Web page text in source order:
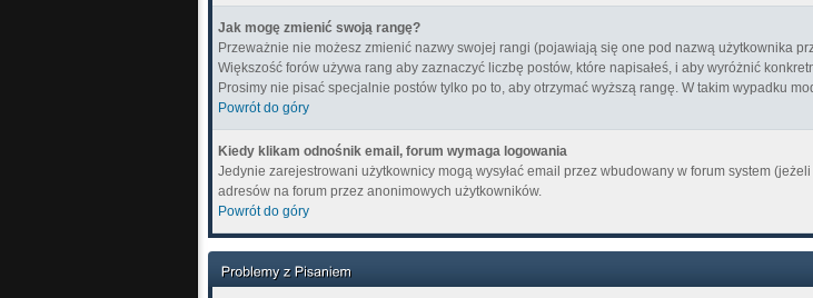
Jak mogę zmienić swoją rangę?
Przeważnie nie możesz zmienić nazwy swojej rangi (pojawiają się one pod nazwą użytkownika
Większość forów używa rang aby zaznaczyć liczbę postów, które napisałeś, i aby wyróżnić
Prosimy nie pisać specjalnie postów tylko po to, aby otrzymać wyższą rangę. W takim wypadku
Powrót do góry
Kiedy klikam odnośnik email, forum wymaga logowania
Jedynie zarejestrowani użytkownicy mogą wysyłać email przez wbudowany w forum system
adresów na forum przez anonimowych użytkowników.
Powrót do góry